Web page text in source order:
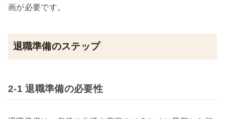
画が必要です。
退職準備のステップ
2-1 退職準備の必要性